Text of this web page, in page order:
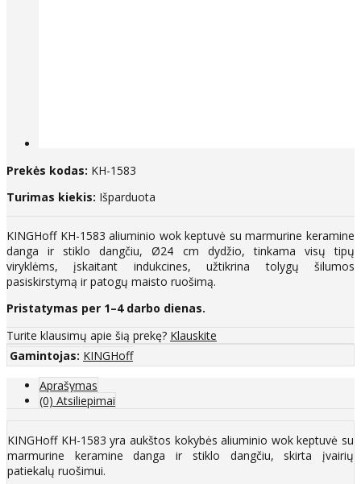
Prekės kodas: KH-1583
Turimas kiekis: Išparduota
KINGHoff KH-1583 aliuminio wok keptuvė su marmurine keramine
danga ir stiklo dangčiu, Ø24 cm dydžio, tinkama visų tipų
viryklėms, įskaitant indukcines, užtikrina tolygų šilumos
pasiskirstymą ir patogų maisto ruošimą.​
Pristatymas per 1–4 darbo dienas.
Turite klausimų apie šią prekę? Klauskite
Gamintojas: KINGHoff
Aprašymas
(0) Atsiliepimai
KINGHoff KH-1583 yra aukštos kokybės aliuminio wok keptuvė su
marmurine keramine danga ir stiklo dangčiu, skirta įvairių
patiekalų ruošimui.​